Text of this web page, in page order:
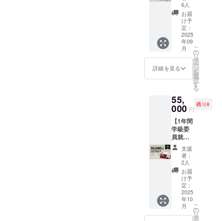
ベルに
表記さ
れま
す。商
品開封
前には
必ずお
リター
ンに貼
ルや注
意書き
をご確
認くだ
さい。
★Beesl
owさん
のご紹
介★
Beeslo
w（ビー
ロー）
は、“B
ees as
ナルス
テッ
カー 商
品サイ
ズ：
50mm×
80mm/
40mmx
87mm
AFTER
SCHOO
BREWE
RYのス
テッ
カーを
２種類
お送り
しま
す。
方限定
で、第1
期生の
学生証
をお送
りいた
しま
す。 ・
オリジ
品サイ
ズ：
50mm×
80mm/
40mmx
87mm
AFTER
SCHOO
BREWE
RYのス
テッ
カーを
２種類
お送り
生学生
証＋オ
リジナ
ルス
テッ
カーを
お送り
しま
す。 ・
製造免
許取得
後の醸
造ビー
ルを6本
と交換
できる
優先取
得チ
ケット
をお送
りさせ
て頂き
ます。
有効期
限内に
ティ招
待】 プ
レオー
プン記
念パー
ティへ
ご招待
いたし
ます。
当日
ビール
題＋記
念Tシャ
ツ＋第1
期生学
生証＋
オリジ
ナルス
テッ
カー
パー
ティー
につい
て ・日
時：
2025年
9月初旬
6人
お届
け予
定：
2025
年09
月
詳細を見る
こ
の
リ
タ
ー
ン
を
選
択
す
る
55,
000 円
残り8
【1年間
学級委
員就任
権
ビール
10%Off
】 1年
間
タップ
ルーム
のクラ
フト
ビー
支援
者：
2人
お届
け予
定：
2025
年10
月
こ
の
リ
タ